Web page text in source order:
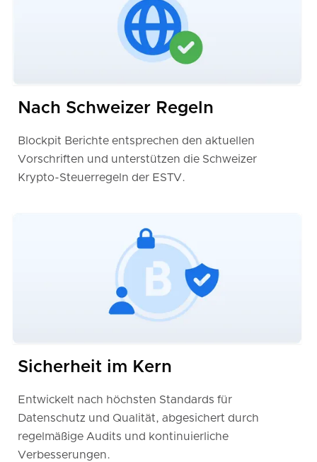
Nach Schweizer Regeln
Blockpit Berichte entsprechen den aktuellen
Vorschriften und unterstützen die Schweizer
Krypto-Steuerregeln der ESTV.
Sicherheit im Kern
Entwickelt nach höchsten Standards für
Datenschutz und Qualität, abgesichert durch
regelmäßige Audits und kontinuierliche
Verbesserungen.